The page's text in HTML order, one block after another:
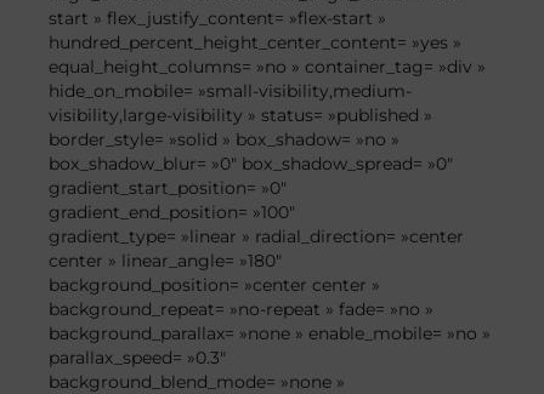
start » flex_justify_content= »flex-start »
hundred_percent_height_center_content= »yes »
equal_height_columns= »no » container_tag= »div »
hide_on_mobile= »small-visibility,medium-
visibility,large-visibility » status= »published »
border_style= »solid » box_shadow= »no »
box_shadow_blur= »0″ box_shadow_spread= »0″
gradient_start_position= »0″
gradient_end_position= »100″
gradient_type= »linear » radial_direction= »center
center » linear_angle= »180″
background_position= »center center »
background_repeat= »no-repeat » fade= »no »
background_parallax= »none » enable_mobile= »no »
parallax_speed= »0.3″
background_blend_mode= »none »